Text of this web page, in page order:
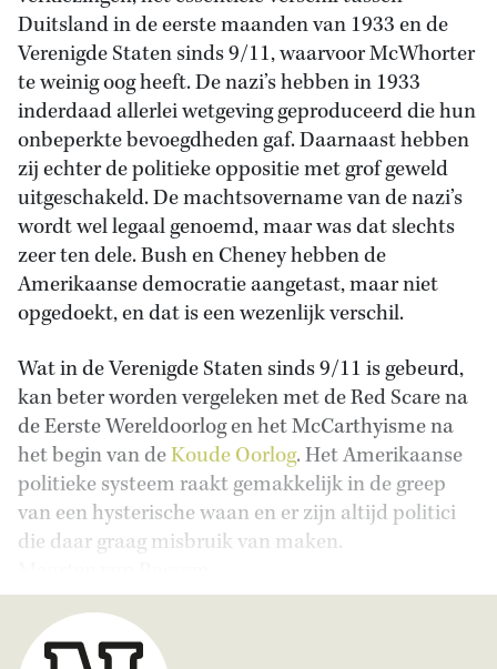
Duitsland in de eerste maanden van 1933 en de
Verenigde Staten sinds 9/11, waarvoor McWhorter
te weinig oog heeft. De nazi’s hebben in 1933
inderdaad allerlei wetgeving geproduceerd die hun
onbeperkte bevoegdheden gaf. Daarnaast hebben
zij echter de politieke oppositie met grof geweld
uitgeschakeld. De machtsovername van de nazi’s
wordt wel legaal genoemd, maar was dat slechts
zeer ten dele. Bush en Cheney hebben de
Amerikaanse democratie aangetast, maar niet
opgedoekt, en dat is een wezenlijk verschil.
Wat in de Verenigde Staten sinds 9/11 is gebeurd,
kan beter worden vergeleken met de Red Scare na
de Eerste Wereldoorlog en het McCarthyisme na
het begin van deKoude Oorlog. Het Amerikaanse
politieke systeem raakt gemakkelijk in de greep
van een hysterische waan en er zijn altijd politici
die daar graag misbruik van maken.